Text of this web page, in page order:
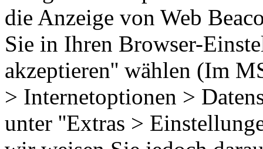
die Anzeige von Web
Sie in Ihren Browser-
akzeptieren'' wählen (Im
> Internetoptionen >
unter ''Extras >